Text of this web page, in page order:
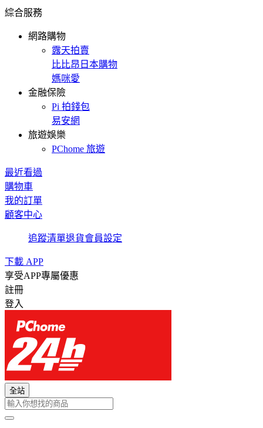
綜合服務
網路購物
露天拍賣
比比昂日本購物
媽咪愛
金融保險
Pi 拍錢包
易安網
旅遊娛樂
PChome 旅遊
最近看過
購物車
我的訂單
顧客中心
追蹤清單退貨會員設定
下載 APP
享受APP專屬優惠
註冊
登入
全站